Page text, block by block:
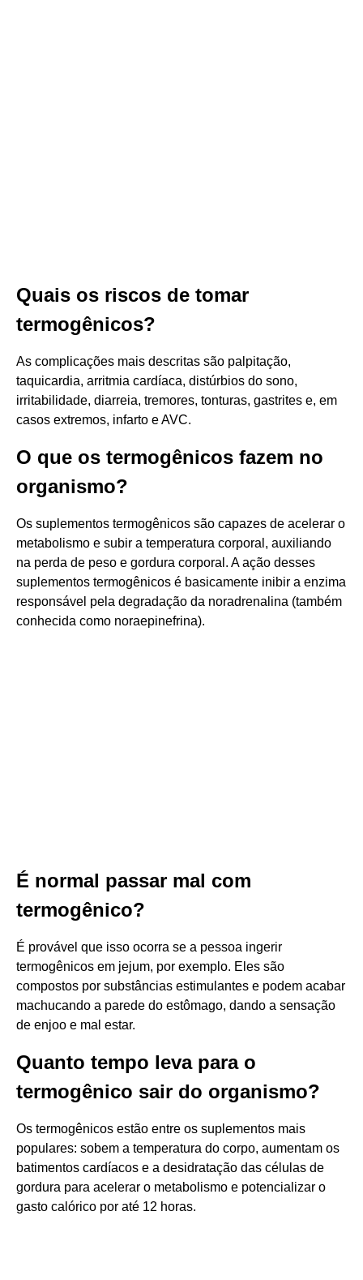
Quais os riscos de tomar
termogênicos?
As complicações mais descritas são palpitação,
taquicardia, arritmia cardíaca, distúrbios do sono,
irritabilidade, diarreia, tremores, tonturas, gastrites e, em
casos extremos, infarto e AVC.
O que os termogênicos fazem no
organismo?
Os suplementos termogênicos são capazes de acelerar o
metabolismo e subir a temperatura corporal, auxiliando
na perda de peso e gordura corporal. A ação desses
suplementos termogênicos é basicamente inibir a enzima
responsável pela degradação da noradrenalina (também
conhecida como noraepinefrina).
É normal passar mal com
termogênico?
É provável que isso ocorra se a pessoa ingerir
termogênicos em jejum, por exemplo. Eles são
compostos por substâncias estimulantes e podem acabar
machucando a parede do estômago, dando a sensação
de enjoo e mal estar.
Quanto tempo leva para o
termogênico sair do organismo?
Os termogênicos estão entre os suplementos mais
populares: sobem a temperatura do corpo, aumentam os
batimentos cardíacos e a desidratação das células de
gordura para acelerar o metabolismo e potencializar o
gasto calórico por até 12 horas.